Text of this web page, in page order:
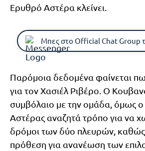
Ερυθρό Αστέρα κλείνει.
Μπες στο Official Chat Group
Παρόμοια δεδομένα φαίνεται
για τον Χασιέλ Ριβέρο. Ο
συμβόλαιο με την ομάδα, όμως
Αστέρας αναζητά τρόπο για να
δρόμοι των δύο πλευρών, καθώς
πρόθεση για ανανέωση των